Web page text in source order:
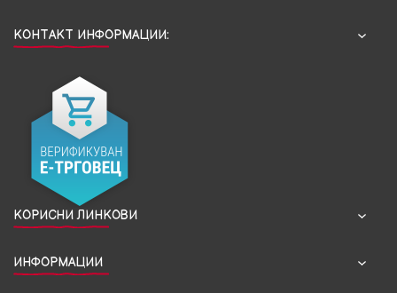
КОНТАКТ ИНФОРМАЦИИ:
КОРИСНИ ЛИНКОВИ
ИНФОРМАЦИИ